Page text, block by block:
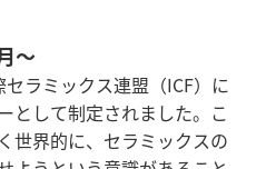
～
ラミックス連盟（ICF）に
として制定されました。こ
世界的に、セラミックスの